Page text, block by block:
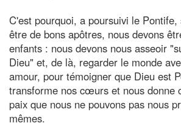
C'est pourquoi, a poursuivi le Pontife,
être de bons apôtres, nous devons
enfants : nous devons nous asseoir
Dieu" et, de là, regarder le monde
amour, pour témoigner que Dieu est
transforme nos cœurs et nous donne
paix que nous ne pouvons pas nous
mêmes.